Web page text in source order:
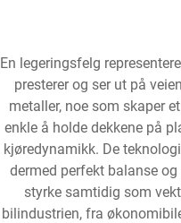
En legeringsfelg
presterer og ser ut på
metaller, noe som skaper
enkle å holde dekkene på
kjøredynamikk. De
dermed perfekt balanse
styrke samtidig som
bilindustrien, fra